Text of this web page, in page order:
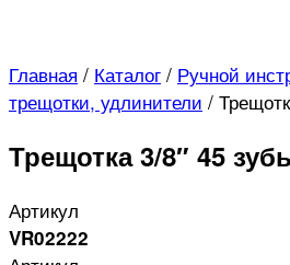
Главная / Каталог / Ручной
трещотки, удлинители /
Трещотка 3/8″ 45
Артикул
VR02222